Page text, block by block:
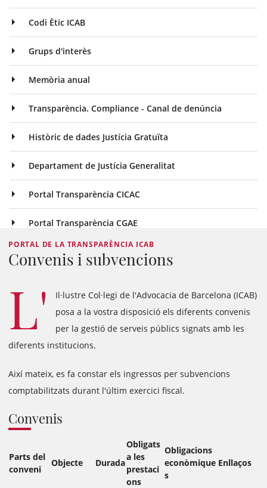
Codi Ètic ICAB
Grups d'interès
Memòria anual
Transparència. Compliance - Canal de denúncia
Històric de dades Justícia Gratuïta
Departament de Justícia Generalitat
Portal Transparència CICAC
Portal Transparència CGAE
PORTAL DE LA TRANSPARÈNCIA ICAB
Convenis i subvencions
L'
Il·lustre Col·legi de l'Advocacia de Barcelona (ICAB)
posa a la vostra disposició els diferents convenis
per la gestió de serveis públics signats amb les
diferents institucions.
Així mateix, es fa constar els ingressos per subvencions
comptabilitzats durant l'últim exercici fiscal.
Convenis
Parts del
conveni
Objecte Durada
Obligats
a les
prestaci
ons
Obligacions
econòmique
s
Enllaços